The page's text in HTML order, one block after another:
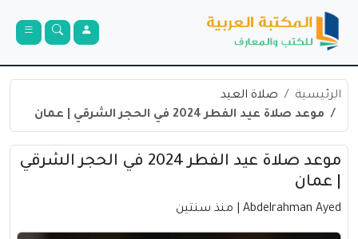
الرئيسية
صلاة العيد
موعد صلاة عيد الفطر 2024 في الحجر الشرقي | عمان
موعد صلاة عيد الفطر 2024 في الحجر الشرقي
| عمان
Abdelrahman Ayed | منذ سنتين